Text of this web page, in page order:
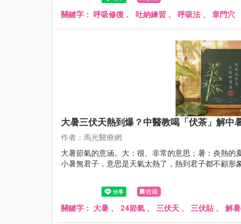
關鍵字： 呼吸修復 、 吐納練習 、 呼吸法 、 章門穴
大暑三伏天熱到爆？中醫教喝「伏茶」解中
作者：馬光醫療網
大暑節氣的意涵。大：很、非常的意思；暑：炎熱
小暑無君子，意思是天氣太熱了，熱到君子都不顧形
收藏
關鍵字： 大暑 、 24節氣 、 三伏天 、 三伏貼、 解